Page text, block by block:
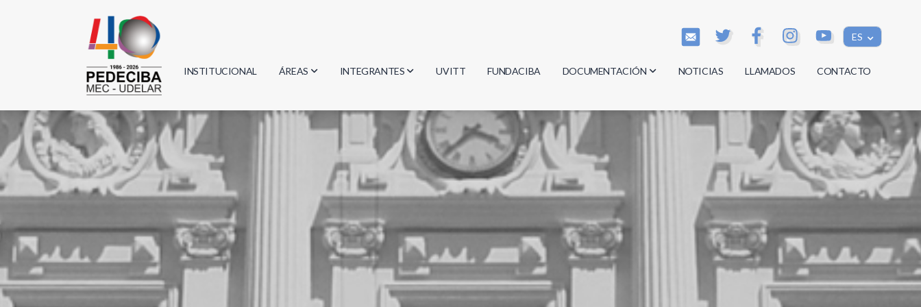
ES
INSTITUCIONAL ÁREAS
Biología
Informática
Matemática
INTEGRANTES
Investigadores
Estudiantes
Egresados
UVITT FUNDACIBA DOCUMENTACIÓN
Actas
Reglamentos
Documentos
NOTICIAS LLAMADOS CONTACTO